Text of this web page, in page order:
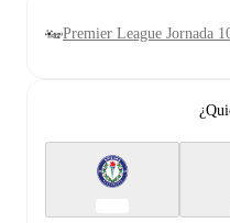
Premier League Jornada